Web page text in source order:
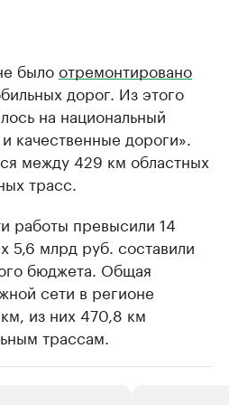
былоотремонтировано
дорог. Из этого
на национальный
качественные дороги».
между 429 км областных
трасс.
работы превысили 14
5,6 млрд руб. составили
бюджета. Общая
сети в регионе
из них 470,8 км
трассам.